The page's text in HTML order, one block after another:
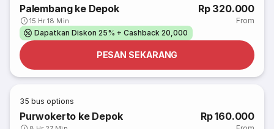
Palembang ke Depok
15 Hr 18 Min
Rp 320.000
From
Dapatkan Diskon 25% + Cashback 20,000
PESAN SEKARANG
35 bus options
Purwokerto ke Depok Rp 160.000